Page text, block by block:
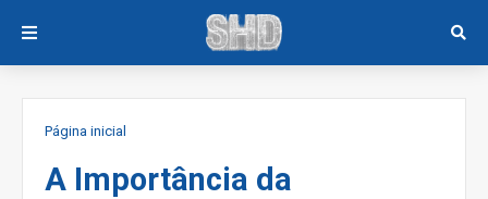
Página inicial
A Importância da